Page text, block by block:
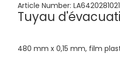
Article Number:
Tuyau
480 mm x 0,15 mm, film